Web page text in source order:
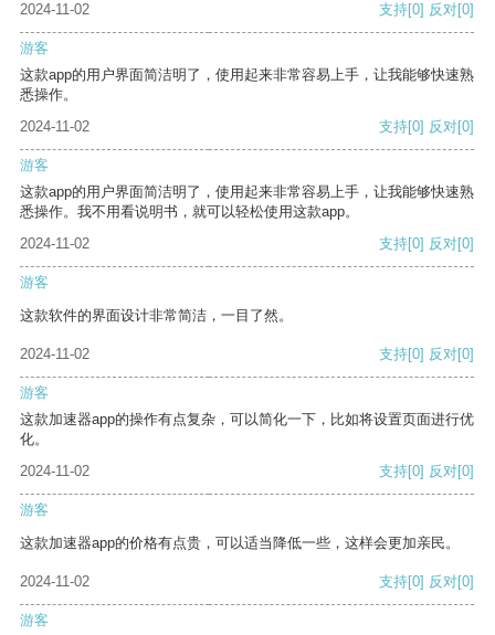
2024-11-02 支持[0] 反对[0]
游客
这款app的用户界面简洁明了，使用起来非常容易上手，让我能够快速熟
悉操作。
2024-11-02
支持[0] 反对[0]
游客
这款app的用户界面简洁明了，使用起来非常容易上手，让我能够快速熟
悉操作。我不用看说明书，就可以轻松使用这款app。
2024-11-02
支持[0] 反对[0]
游客
这款软件的界面设计非常简洁，一目了然。
2024-11-02 支持[0] 反对[0]
游客
这款加速器app的操作有点复杂，可以简化一下，比如将设置页面进行优
化。
2024-11-02
支持[0] 反对[0]
游客
这款加速器app的价格有点贵，可以适当降低一些，这样会更加亲民。
2024-11-02 支持[0] 反对[0]
游客